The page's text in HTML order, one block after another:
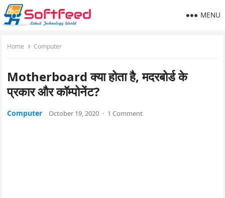
MENU
Home Computer
Motherboard क्या होता है, मदरबोर्ड के
प्रकार और कॉम्पोनेंट?
Computer October 19, 2020 · 1 Comment